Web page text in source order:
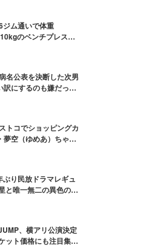
ジム通いで体重
のベンチプレス持
響
名公表を決断した次男
訳にするのも嫌だっ
トコでショッピングカ
夢空（ゆめあ）ちゃん
」の声
ぶり民放ドラマレギュ
と唯一無二の異色のバ
、横アリ公演決定
ット価格にも注目集ま